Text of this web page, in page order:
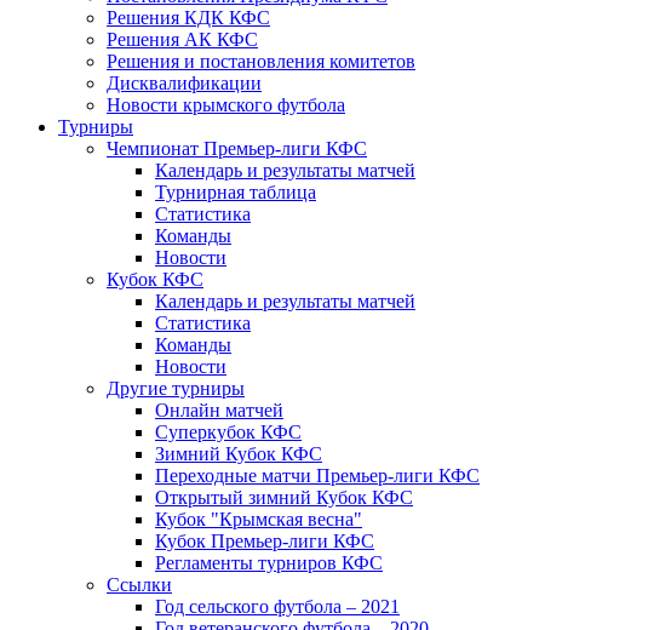
Решения КДК КФС
Решения АК КФС
Решения и постановления комитетов
Дисквалификации
Новости крымского футбола
Турниры
Чемпионат Премьер-лиги КФС
Календарь и результаты матчей
Турнирная таблица
Статистика
Команды
Новости
Кубок КФС
Календарь и результаты матчей
Статистика
Команды
Новости
Другие турниры
Онлайн матчей
Суперкубок КФС
Зимний Кубок КФС
Переходные матчи Премьер-лиги КФС
Открытый зимний Кубок КФС
Кубок "Крымская весна"
Кубок Премьер-лиги КФС
Регламенты турниров КФС
Ссылки
Год сельского футбола – 2021